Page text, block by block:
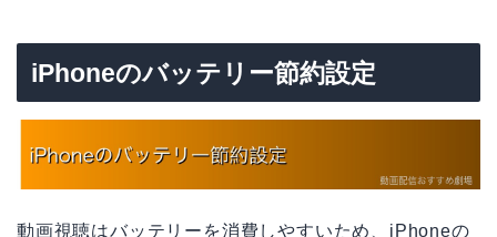
iPhoneのバッテリー節約設定
動画視聴はバッテリーを消費しやすいため、iPhoneの